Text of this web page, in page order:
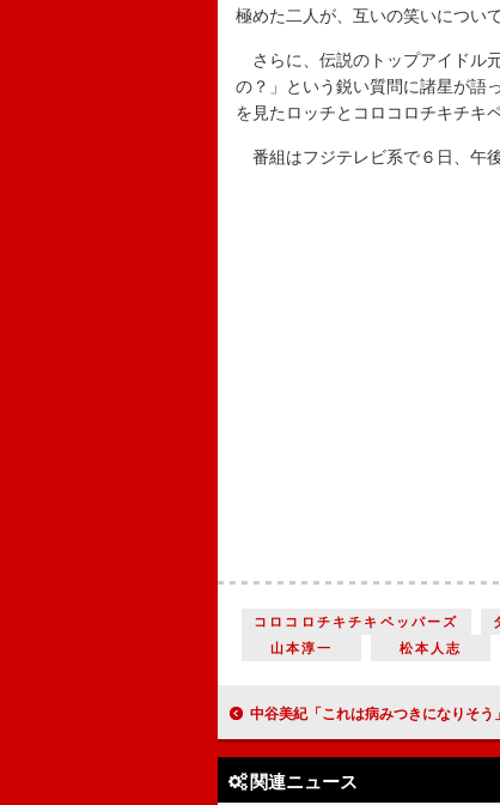
極めた二人が、互いの笑いについ
さらに、伝説のトップアイドル
の？」という鋭い質問に諸星が語
を見たロッチとコロコロチキチキ
番組はフジテレビ系で６日、午
コロコロチキチキペッパーズ
山本淳一
松本人志
中谷美紀「これは病みつきになりそう」 緑茶の“新たな
関連ニュース